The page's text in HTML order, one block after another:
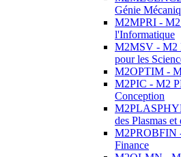
Génie
M2MPRI - M2
l'Informatique
M2MSV - M2
pour les
M2OPTIM -
M2PIC - M2
Conception
des Plasmas
M2PROBFIN
Finance